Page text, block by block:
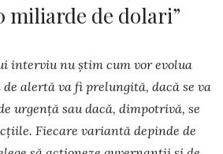
miliarde de dolari”
interviu nu știm cum vor evolua
alertă va fi prelungită, dacă se va
urgență sau dacă, dimpotrivă, se
Fiecare variantă depinde de